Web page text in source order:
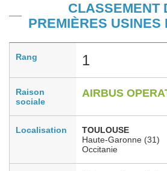
CLASSEMENT
PREMIÈRES USINES
Rang 1
Raison
sociale
AIRBUS
Localisation
TOULOUSE
Haute-Garonne (31)
Occitanie